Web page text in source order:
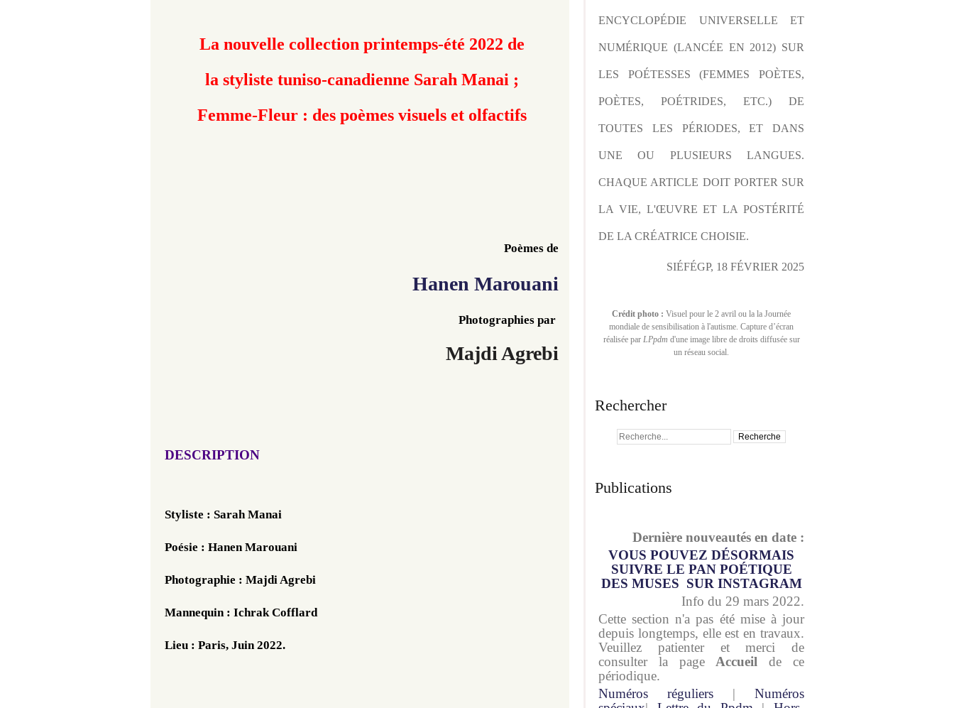
La nouvelle collection printemps-été 2022 de
la styliste tuniso-canadienne Sarah Manai ;
Femme-Fleur : des poèmes visuels et olfactifs
Poèmes de
Hanen Marouani
Photographies par
Majdi Agrebi
DESCRIPTION
Styliste : Sarah Manai
Poésie : Hanen Marouani
Photographie : Majdi Agrebi
Mannequin : Ichrak Cofflard
Lieu : Paris, Juin 2022.
ENCYCLOPÉDIE UNIVERSELLE ET
NUMÉRIQUE (LANCÉE EN 2012) SUR
LES POÉTESSES (FEMMES POÈTES,
POÈTES, POÉTRIDES, ETC.) DE
TOUTES LES PÉRIODES, ET DANS
UNE OU PLUSIEURS LANGUES.
CHAQUE ARTICLE DOIT PORTER SUR
LA VIE, L'ŒUVRE ET LA POSTÉRITÉ
DE LA CRÉATRICE CHOISIE.
SIÉFÉGP, 18 FÉVRIER 2025
Crédit photo : Visuel pour le 2 avril ou la la Journée
mondiale de sensibilisation à l'autisme. Capture d’écran
réalisée par LPpdm d'une image libre de droits diffusée sur
un réseau social.
Rechercher
Publications
Dernière nouveautés en date :
VOUS POUVEZ DÉSORMAIS
SUIVRE LE PAN POÉTIQUE
DES MUSES SUR INSTAGRAM
Info du 29 mars 2022.
Cette section n'a pas été mise à jour
depuis longtemps, elle est en travaux.
Veuillez patienter et merci de
consulter la page Accueil de ce
périodique.
Numéros réguliers | Numéros